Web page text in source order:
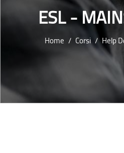
ESL -
Home Corsi Help